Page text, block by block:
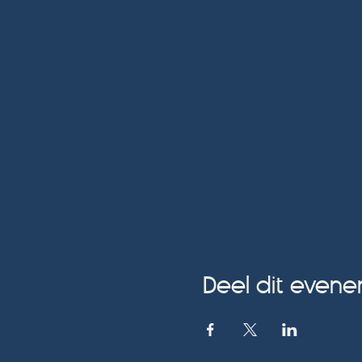
Deel dit